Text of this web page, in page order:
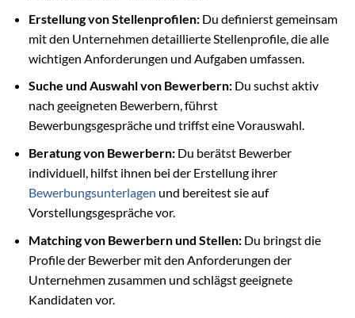
Erstellung von Stellenprofilen:Du definierst gemeinsam
mit den Unternehmen detaillierte Stellenprofile, die alle
wichtigen Anforderungen und Aufgaben umfassen.
Suche und Auswahl von Bewerbern:Du suchst aktiv
nach geeigneten Bewerbern, führst
Bewerbungsgespräche und triffst eine Vorauswahl.
Beratung von Bewerbern:Du berätst Bewerber
individuell, hilfst ihnen bei der Erstellung ihrer
Bewerbungsunterlagen und bereitest sie auf
Vorstellungsgespräche vor.
Matching von Bewerbern und Stellen:Du bringst die
Profile der Bewerber mit den Anforderungen der
Unternehmen zusammen und schlägst geeignete
Kandidaten vor.